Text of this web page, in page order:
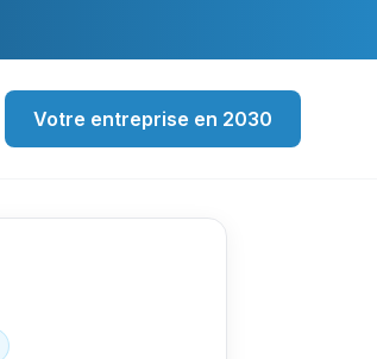
Votre entreprise en 2030